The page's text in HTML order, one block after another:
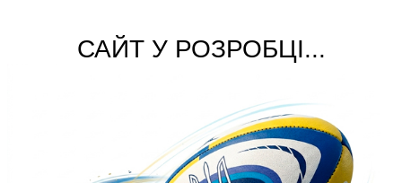
САЙТ У РОЗРОБЦІ...